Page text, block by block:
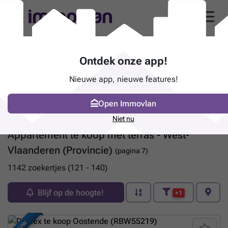
Appartement te koop met terras - West-
Vlaanderen (Provincie) (pagina 7)
1142 zoekertjes (121 - 140)
Blijf op de hoogte! +1
Ontdek onze app!
Nieuwe app, nieuwe features!
Open Immovlan
Niet nu